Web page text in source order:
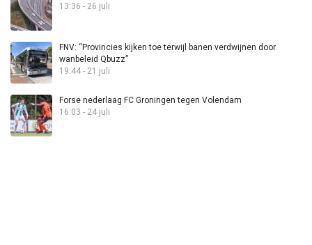
13:36 - 26 juli
FNV: “Provincies kijken toe terwijl banen verdwijnen door
wanbeleid Qbuzz”
19:44 - 21 juli
Forse nederlaag FC Groningen tegen Volendam
16:03 - 24 juli